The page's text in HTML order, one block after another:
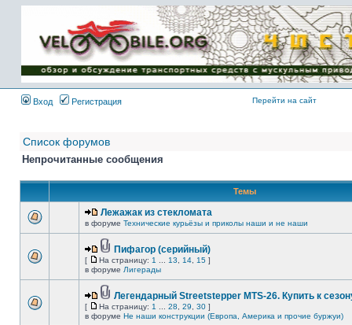
Имя пользователя:
Пароль:
{ LOG_ME_IN_SHORT
}
Вход
Регистрация Перейти на сайт
Список форумов
Непрочитанные сообщения
Темы
Лежажак из стекломата
в форуме Технические курьёзы и приколы наши и не наши
Пифагор (серийный)
[ На страницу: 1 13 14 15 ]
в форуме Лигерады
Легендарный Streetstepper MTS-26. Купить к
[ На страницу: 1 28 29 30 ]
в форуме Не наши конструкции (Европа, Америка и прочие буржуи)